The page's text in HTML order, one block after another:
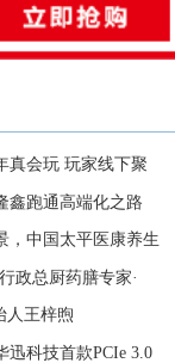
真会玩 玩家线下聚
鑫跑通高端化之路
，中国太平医康养生
政总厨药膳专家·
人王梓煦
迅科技首款PCIe 3.0